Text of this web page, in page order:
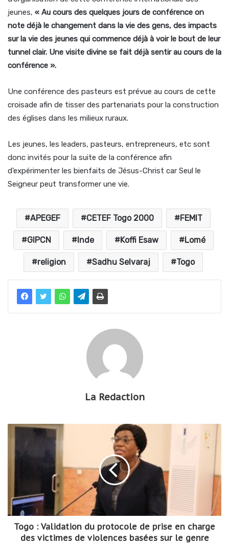
jeunes, « Au cours des quelques jours de conférence on
note déjà le changement dans la vie des gens, des impacts
sur la vie des jeunes qui commence déjà à voir le bout de leur
tunnel clair. Une visite divine se fait déjà sentir au cours de la
conférence ».
Une conférence des pasteurs est prévue au cours de cette
croisade afin de tisser des partenariats pour la construction
des églises dans les milieux ruraux.
Les jeunes, les leaders, pasteurs, entrepreneurs, etc sont
donc invités pour la suite de la conférence afin
d’expérimenter les bienfaits de Jésus-Christ car Seul le
Seigneur peut transformer une vie.
APEGEF CETEF Togo 2000 FEMIT
GIPCN Inde Koffi Esaw Lomé
religion Sadhu Selvaraj Togo
La Redaction
Togo : Validation du protocole de prise en charge
des victimes de violences basées sur le genre